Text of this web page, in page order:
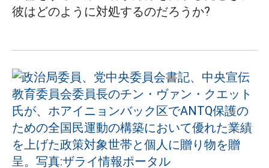
彼はどのように対処するのだろうか?